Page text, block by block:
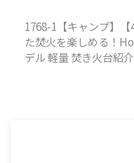
1768-1【キャンプ】
た焚火を楽しめる！
デル 軽量 焚き火台紹